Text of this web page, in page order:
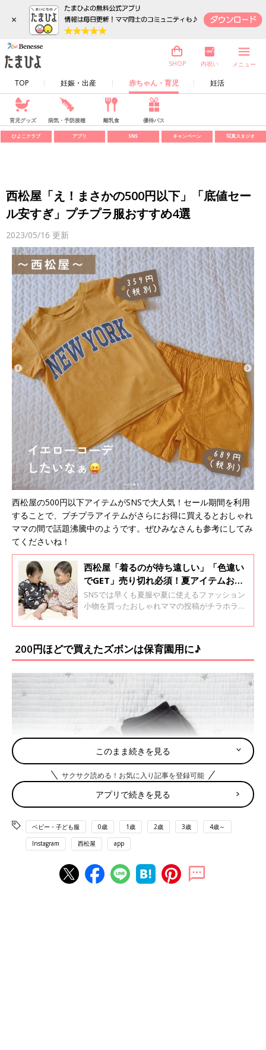
×
TOP 妊娠・出産 赤ちゃん・育児 妊活
SHOP 内祝い メニュー
育児グッズ 病気・予防接種 離乳食 優待パス
ひよこクラブ アプリ SNS キャンペーン 写真スタジオ
西松屋「え！まさかの500円以下」「底値セー
ル安すぎ」プチプラ服おすすめ4選
2023/05/16 更新
西松屋の500円以下アイテムがSNSで大人気！セール期間を利用
することで、プチプラアイテムがさらにお得に買えるとおしゃれ
ママの間で話題沸騰中のようです。ぜひみなさんも参考にしてみ
てくださいね！
西松屋「着るのが待ち遠しい」「色違い
でGET」売り切れ必須！夏アイテムおす
すめ5選
SNSでは早くも夏服や夏に使えるファッション
小物を買ったおしゃれママの投稿がチラホラ。
買った方のインスタ投稿をご紹介します！お買
200円ほどで買えたズボンは保育園用に♪
このまま続きを見る
サクサク読める！お気に入り記事を登録可能
アプリで続きを見る
ベビー・子ども服 0歳 1歳 2歳 3歳 4歳～
Instagram 西松屋 app